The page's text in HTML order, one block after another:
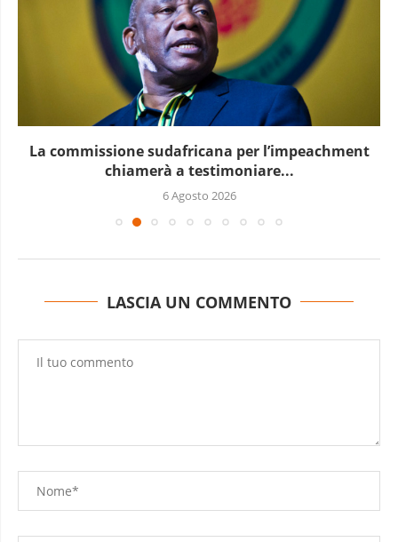
La commissione sudafricana per l’impeachment
chiamerà a testimoniare...
6 Agosto 2026
LASCIA UN COMMENTO